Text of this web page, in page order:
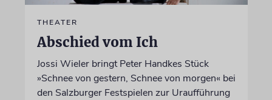
THEATER
Abschied vom Ich
Jossi Wieler bringt Peter Handkes Stück
»Schnee von gestern, Schnee von morgen« bei
den Salzburger Festspielen zur Uraufführung